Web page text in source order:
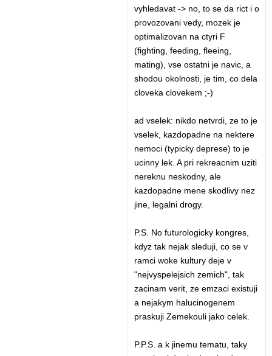
vyhledavat -> no, to se da rict i o
provozovani vedy, mozek je
optimalizovan na ctyri F
(fighting, feeding, fleeing,
mating), vse ostatni je navic, a
shodou okolnosti, je tim, co dela
cloveka clovekem ;-)
ad vselek: nikdo netvrdi, ze to je
vselek, kazdopadne na nektere
nemoci (typicky deprese) to je
ucinny lek. A pri rekreacnim uziti
nereknu neskodny, ale
kazdopadne mene skodlivy nez
jine, legalni drogy.
P.S. No futurologicky kongres,
kdyz tak nejak sleduji, co se v
ramci woke kultury deje v
"nejvyspelejsich zemich", tak
zacinam verit, ze emzaci existuji
a nejakym halucinogenem
praskuji Zemekouli jako celek.
P.P.S. a k jinemu tematu, taky